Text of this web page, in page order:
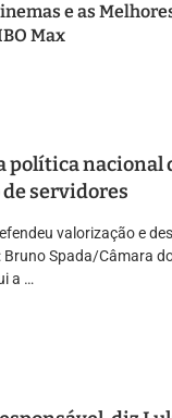
e as
Max
política nacional
servidores
valorização e
Spada/Câmara
a …